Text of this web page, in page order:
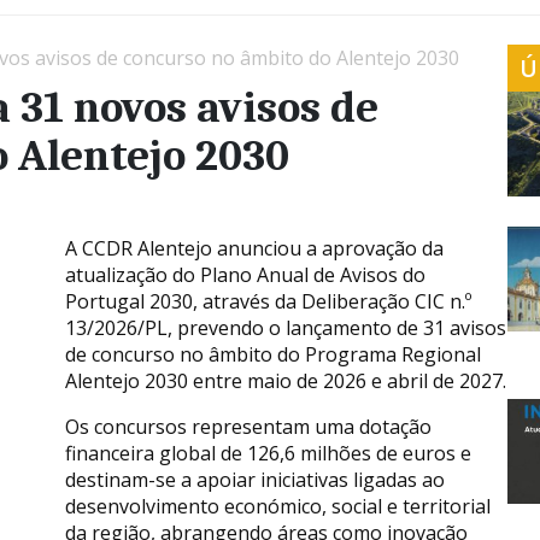
avisos de concurso no âmbito do Alentejo 2030
novos avisos de
Alentejo 2030
A CCDR Alentejo anunciou a aprovação da
atualização do Plano Anual de Avisos do
Portugal 2030, através da Deliberação CIC n.º
13/2026/PL, prevendo o lançamento de 31 avisos
de concurso no âmbito do Programa Regional
Alentejo 2030 entre maio de 2026 e abril de 2027.
Os concursos representam uma dotação
financeira global de 126,6 milhões de euros e
destinam-se a apoiar iniciativas ligadas ao
desenvolvimento económico, social e territorial
da região, abrangendo áreas como inovação